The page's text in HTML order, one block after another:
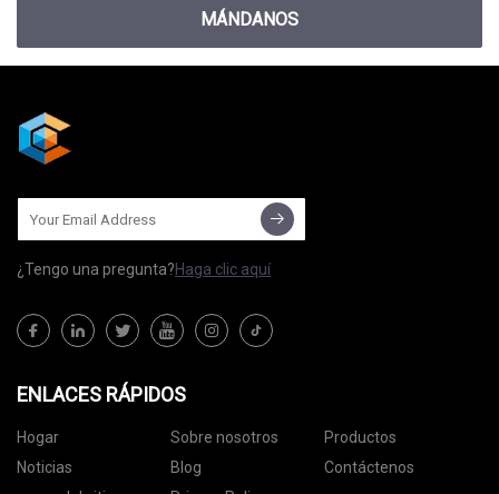
MÁNDANOS
¿Tengo una pregunta?Haga clic aquí
ENLACES RÁPIDOS
Hogar Sobre nosotros
Productos
Noticias
Blog
Contáctenos